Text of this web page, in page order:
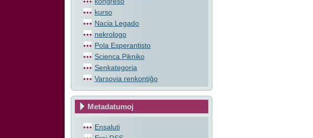
kurso
Nacia Legado
nekrologo
Pola Esperantisto
Scienca Pikniko
Senkategoria
Varsovia renkontiĝo
Metadatumoj
Ensaluti